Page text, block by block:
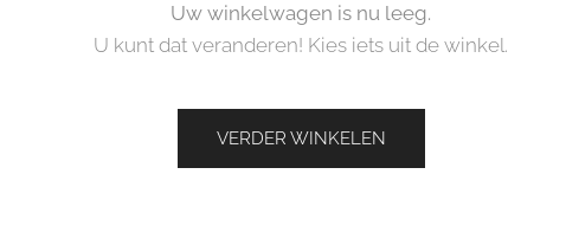
Uw winkelwagen is nu leeg.
U kunt dat veranderen! Kies iets uit de winkel.
VERDER WINKELEN